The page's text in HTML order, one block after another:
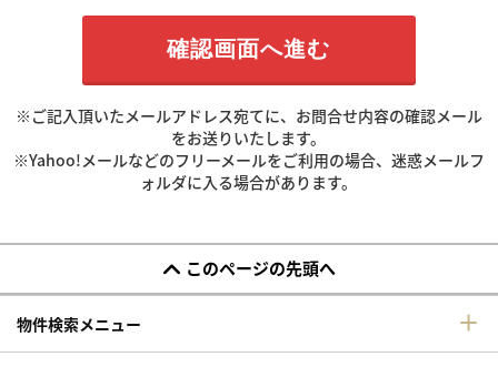
※ご記入頂いたメールアドレス宛てに、お問合せ内容の確認メール
をお送りいたします。
※Yahoo!メールなどのフリーメールをご利用の場合、迷惑メールフ
ォルダに入る場合があります。
このページの先頭へ
物件検索メニュー